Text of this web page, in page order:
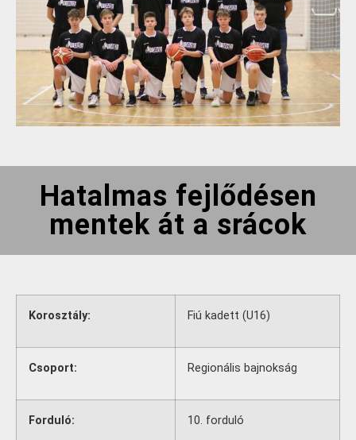
Hatalmas fejlődésen
mentek át a srácok
Korosztály: Fiú kadett (U16)
Csoport: Regionális bajnokság
Forduló: 10. forduló